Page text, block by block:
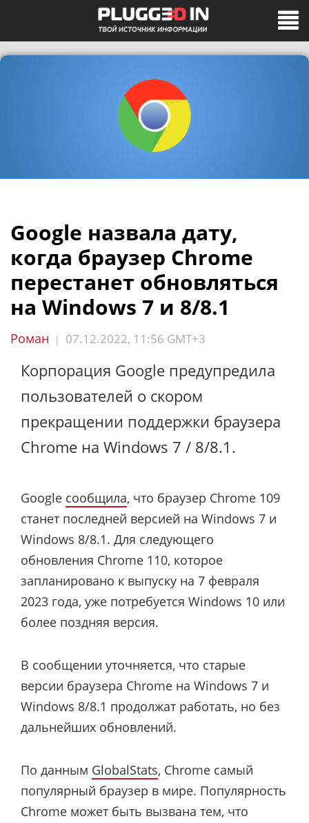
Google назвала дату,
когда браузер Chrome
перестанет обновляться
на Windows 7 и 8/8.1
Роман | 07.12.2022, 11:56 GMT+3
Корпорация Google предупредила
пользователей о скором
прекращении поддержки браузера
Chrome на Windows 7 / 8/8.1.
Google сообщила, что браузер Chrome 109
станет последней версией на Windows 7 и
Windows 8/8.1. Для следующего
обновления Chrome 110, которое
запланировано к выпуску на 7 февраля
2023 года, уже потребуется Windows 10 или
более поздняя версия.
В сообщении уточняется, что старые
версии браузера Chrome на Windows 7 и
Windows 8/8.1 продолжат работать, но без
дальнейших обновлений.
По данным GlobalStats, Chrome самый
популярный браузер в мире. Популярность
Chrome может быть вызвана тем, что